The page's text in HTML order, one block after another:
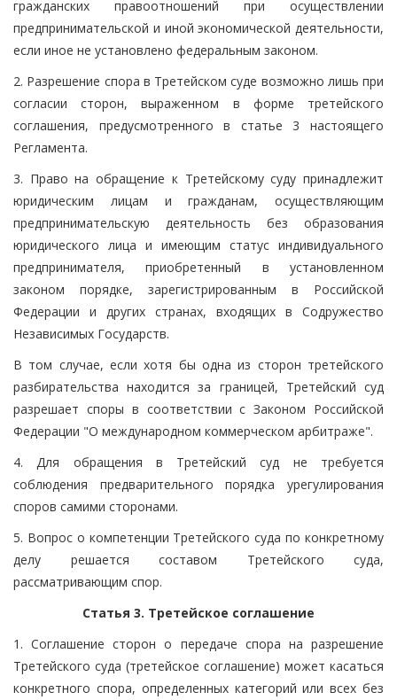
гражданских правоотношений при осуществлении
предпринимательской и иной экономической деятельности,
если иное не установлено федеральным законом.
2. Разрешение спора в Третейском суде возможно лишь при
согласии сторон, выраженном в форме третейского
соглашения, предусмотренного в статье 3 настоящего
Регламента.
3. Право на обращение к Третейскому суду принадлежит
юридическим лицам и гражданам, осуществляющим
предпринимательскую деятельность без образования
юридического лица и имеющим статус индивидуального
предпринимателя, приобретенный в установленном
законом порядке, зарегистрированным в Российской
Федерации и других странах, входящих в Содружество
Независимых Государств.
В том случае, если хотя бы одна из сторон третейского
разбирательства находится за границей, Третейский суд
разрешает споры в соответствии с Законом Российской
Федерации "О международном коммерческом арбитраже".
4. Для обращения в Третейский суд не требуется
соблюдения предварительного порядка урегулирования
споров самими сторонами.
5. Вопрос о компетенции Третейского суда по конкретному
делу решается составом Третейского суда,
рассматривающим спор.
Статья 3. Третейское соглашение
1. Соглашение сторон о передаче спора на разрешение
Третейского суда (третейское соглашение) может касаться
конкретного спора, определенных категорий или всех без